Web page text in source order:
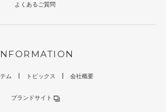
よくあるご質問
ム トピックス 会社概要
ブランドサイト